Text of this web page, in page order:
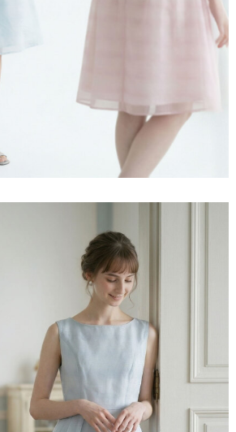
えるのはこのタイプ ▽
春（スプリング）さん ］
の透明感が、肌の明るさと血色感を
象のカラーなので、華やかさと上品
柔らかさが、春らしいフェミニンな
明感」、繊細刺繍生地
を放ちます。ふわりと空気を含んだ
ルエットで、夏の暑さも吹き飛ぶ
お楽しみいただけます。
レア」、理想のフィット＆フレア
バーするウェストタックは、どんな
ための秘密です。腰回りを上手に
広がるフレアがエレガントな動き
シルエットは、見る人すべてを魅了
リエステル80％ ナイロン20％
リエステル97％ ポリウレタン3％